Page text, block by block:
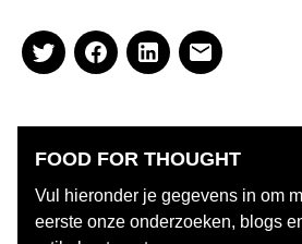
FOOD FOR THOUGHT
Vul hieronder je gegevens in om
eerste onze onderzoeken, blogs